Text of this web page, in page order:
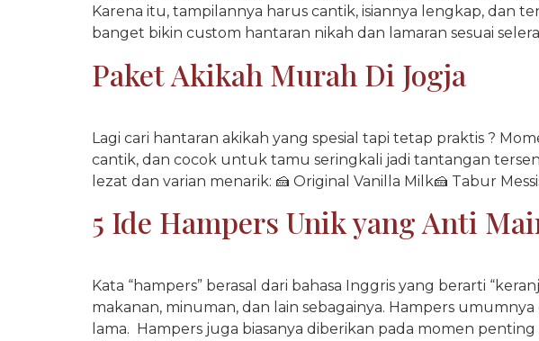
Karena itu, tampilannya harus cantik, isiannya lengkap, dan
banget bikin custom hantaran nikah dan lamaran sesuai
Paket Akikah Murah Di Jogja
Lagi cari hantaran akikah yang spesial tapi tetap praktis ?
cantik, dan cocok untuk tamu seringkali jadi tantangan
lezat dan varian menarik: 🍰 Original Vanilla Milk🍰 Tabur
5 Ide Hampers Unik yang Anti
Kata “hampers” berasal dari bahasa Inggris yang berarti
makanan, minuman, dan lain sebagainya. Hampers
lama. Hampers juga biasanya diberikan pada momen